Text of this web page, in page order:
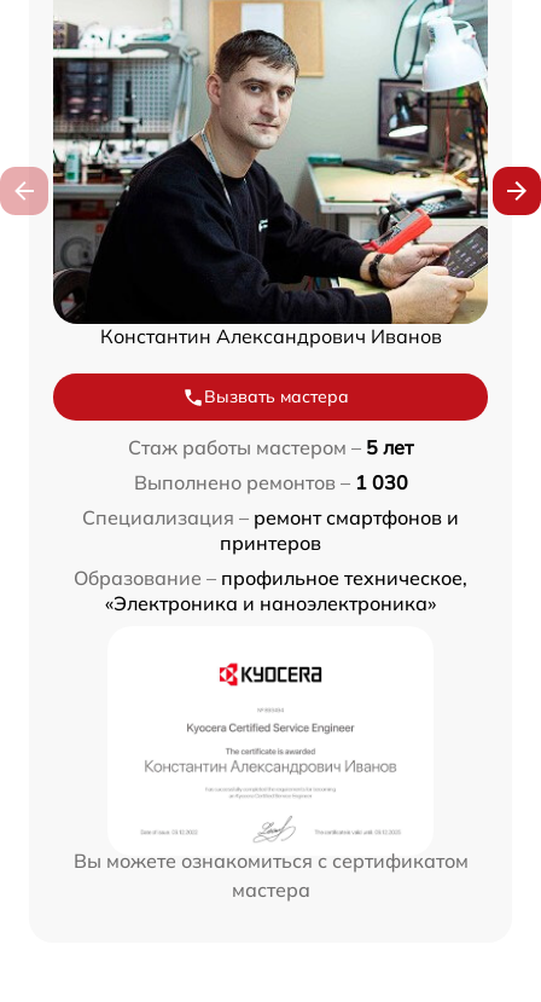
Константин Александрович Иванов
Вызвать мастера
Стаж работы мастером – 5 лет
Выполнено ремонтов – 1 030
Специализация – ремонт смартфонов и
принтеров
Образование – профильное техническое,
«Электроника и наноэлектроника»
Вы можете ознакомиться с сертификатом
мастера